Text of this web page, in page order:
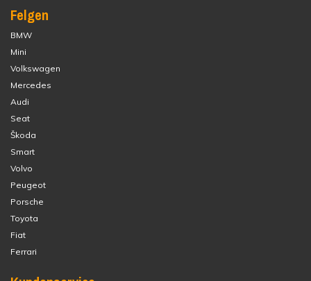
Felgen
BMW
Mini
Volkswagen
Mercedes
Audi
Seat
Škoda
Smart
Volvo
Peugeot
Porsche
Toyota
Fiat
Ferrari